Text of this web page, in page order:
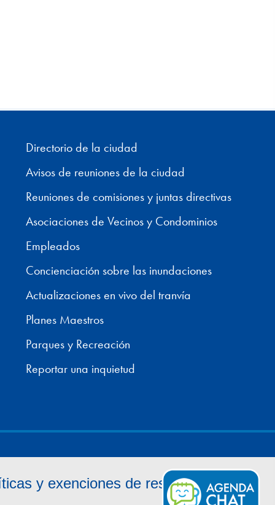
Directorio de la ciudad
Avisos de reuniones de la ciudad
Reuniones de comisiones y juntas directivas
Asociaciones de Vecinos y Condominios
Empleados
Concienciación sobre las inundaciones
Actualizaciones en vivo del tranvía
Planes Maestros
Parques y Recreación
Reportar una inquietud
y exenciones de responsabilidad